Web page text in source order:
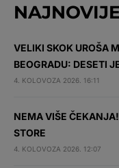
VELIKI SKOK UROŠA
BEOGRADU: DESETI
4. KOLOVOZA 2026. 16:11
NEMA VIŠE
STORE
4. KOLOVOZA 2026. 12:07